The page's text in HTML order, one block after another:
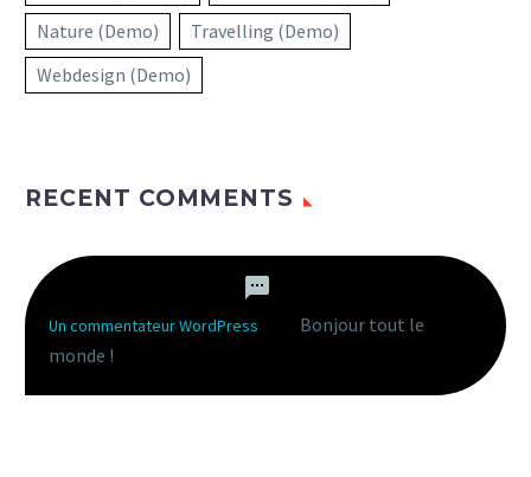
Nature (Demo)
Travelling (Demo)
Webdesign (Demo)
RECENT COMMENTS
Un commentateur WordPress
Bonjour tout le
monde !